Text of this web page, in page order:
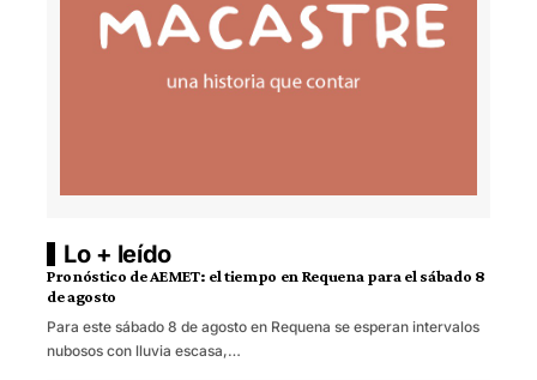
Lo + leído
Pronóstico de AEMET: el tiempo en Requena para el sábado 8
de agosto
Para este sábado 8 de agosto en Requena se esperan intervalos
nubosos con lluvia escasa,…